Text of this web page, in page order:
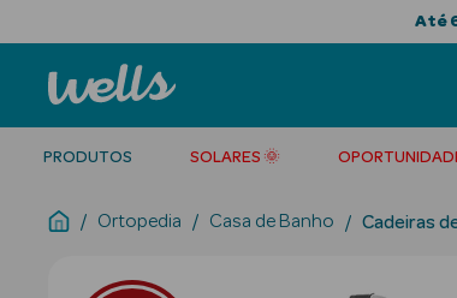
Até
PRODUTOS SOLARES 🌞
Ortopedia Casa de Banho Cadeiras